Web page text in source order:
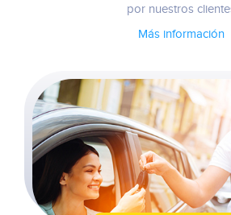
por nuestros
Más información